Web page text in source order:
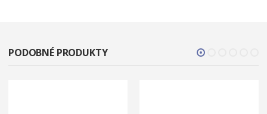
PODOBNÉ PRODUKTY